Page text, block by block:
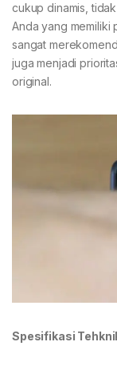
cukup dinamis,
Anda yang memiliki
sangat
juga menjadi
original.
Spesifikasi